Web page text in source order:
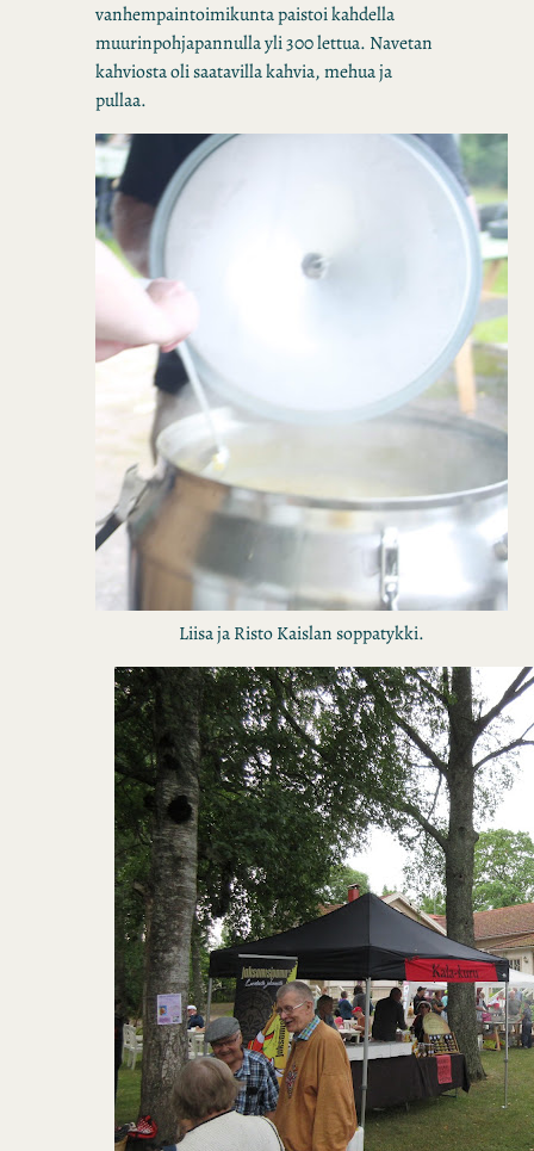
vanhempaintoimikunta paistoi kahdella
muurinpohjapannulla yli 300 lettua. Navetan
kahviosta oli saatavilla kahvia, mehua ja
pullaa.
Liisa ja Risto Kaislan soppatykki.